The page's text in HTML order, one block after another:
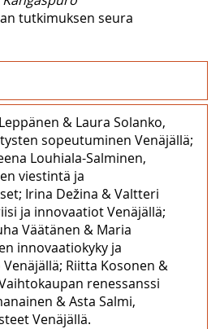
tutkimuksen seura
& Laura Solanko,
sopeutuminen Venäjällä;
Louhiala-Salminen,
viestintä ja
Irina Dežina & Valtteri
ja innovaatiot Venäjällä;
Väätänen & Maria
innovaatiokyky ja
Riitta Kosonen &
renessanssi
& Asta Salmi,
Venäjällä.